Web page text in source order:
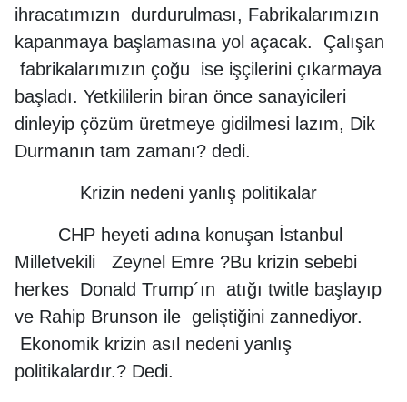
ihracatımızın durdurulması, Fabrikalarımızın
kapanmaya başlamasına yol açacak. Çalışan
fabrikalarımızın çoğu ise işçilerini çıkarmaya
başladı. Yetkililerin biran önce sanayicileri
dinleyip çözüm üretmeye gidilmesi lazım, Dik
Durmanın tam zamanı? dedi.
Krizin nedeni yanlış politikalar
CHP heyeti adına konuşan İstanbul
Milletvekili Zeynel Emre ?Bu krizin sebebi
herkes Donald Trump´ın atığı twitle başlayıp
ve Rahip Brunson ile geliştiğini zannediyor.
Ekonomik krizin asıl nedeni yanlış
politikalardır.? Dedi.